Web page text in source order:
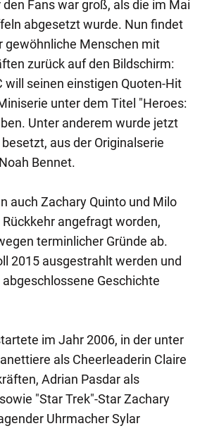
Fans war groß, als die im Mai
abgesetzt wurde. Nun findet
gewöhnliche Menschen mit
zurück auf den Bildschirm:
will seinen einstigen Quoten-Hit
unter dem Titel "Heroes:
Unter anderem wurde jetzt
aus der Originalserie
Bennet.
auch Zachary Quinto und Milo
angefragt worden,
terminlicher Gründe ab.
2015 ausgestrahlt werden und
Geschichte
im Jahr 2006, in der unter
als Cheerleaderin Claire
Adrian Pasdar als
"Star Trek"-Star Zachary
Uhrmacher Sylar